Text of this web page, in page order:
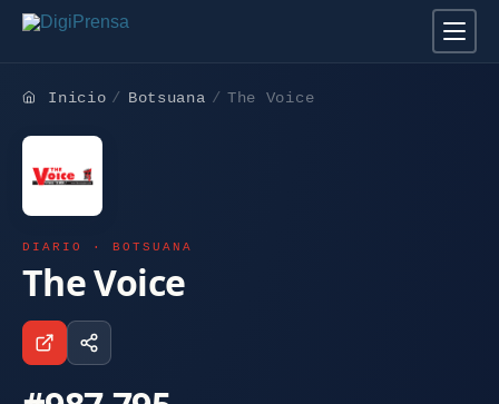
Inicio Botsuana The Voice
DIARIO · BOTSUANA
The Voice